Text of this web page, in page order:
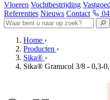
Vloeren Vochtbestrijding
Referenties Nieuws Contact
Home ›
Producten ›
Sika® ›
Sika® Granucol 3/8 - 0,3-